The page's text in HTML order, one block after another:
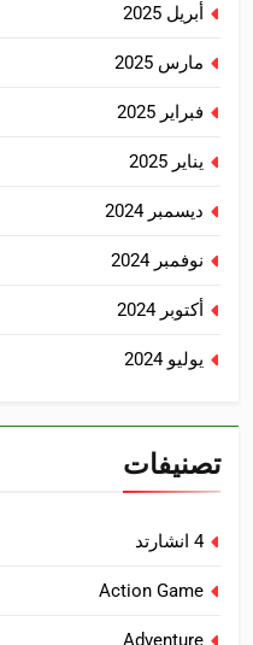
أبريل 2025
مارس 2025
فبراير 2025
يناير 2025
ديسمبر 2024
نوفمبر 2024
أكتوبر 2024
يوليو 2024
تصنيفات
4 انشارتد
Action Game
Adventure